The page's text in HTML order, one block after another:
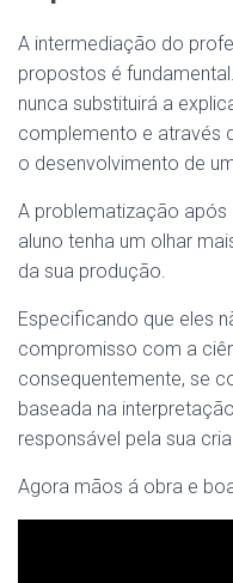
A intermediação do
propostos é
nunca substituirá a
complemento e através
o desenvolvimento de
A problematização após
aluno tenha um olhar
da sua produção.
Especificando que eles
compromisso com a
consequentemente, se
baseada na
responsável pela sua
Agora mãos á obra e